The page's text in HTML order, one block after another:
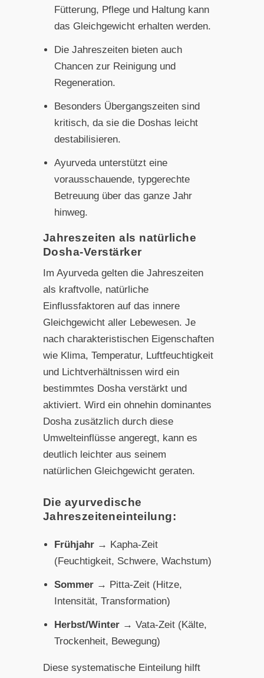
Fütterung, Pflege und Haltung kann
das Gleichgewicht erhalten werden.
Die Jahreszeiten bieten auch
Chancen zur Reinigung und
Regeneration.
Besonders Übergangszeiten sind
kritisch, da sie die Doshas leicht
destabilisieren.
Ayurveda unterstützt eine
vorausschauende, typgerechte
Betreuung über das ganze Jahr
hinweg.
Jahreszeiten als natürliche
Dosha-Verstärker
Im Ayurveda gelten die Jahreszeiten
als kraftvolle, natürliche
Einflussfaktoren auf das innere
Gleichgewicht aller Lebewesen. Je
nach charakteristischen Eigenschaften
wie Klima, Temperatur, Luftfeuchtigkeit
und Lichtverhältnissen wird ein
bestimmtes Dosha verstärkt und
aktiviert. Wird ein ohnehin dominantes
Dosha zusätzlich durch diese
Umwelteinflüsse angeregt, kann es
deutlich leichter aus seinem
natürlichen Gleichgewicht geraten.
Die ayurvedische
Jahreszeiteneinteilung:
Frühjahr → Kapha-Zeit
(Feuchtigkeit, Schwere, Wachstum)
Sommer → Pitta-Zeit (Hitze,
Intensität, Transformation)
Herbst/Winter → Vata-Zeit (Kälte,
Trockenheit, Bewegung)
Diese systematische Einteilung hilft